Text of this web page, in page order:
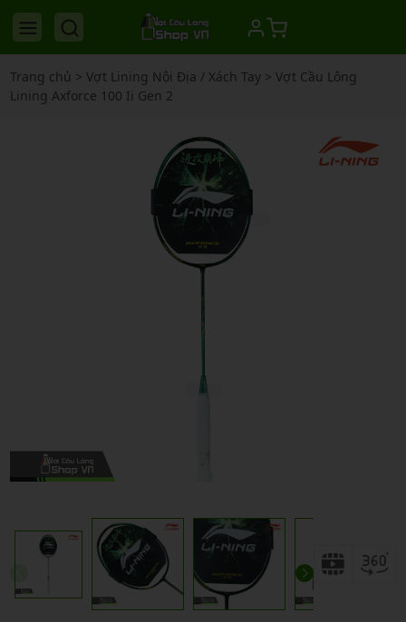
Trang chủ > Vợt Lining Nội Địa / Xách Tay> Vợt Cầu Lông
Lining Axforce 100 Ii Gen 2